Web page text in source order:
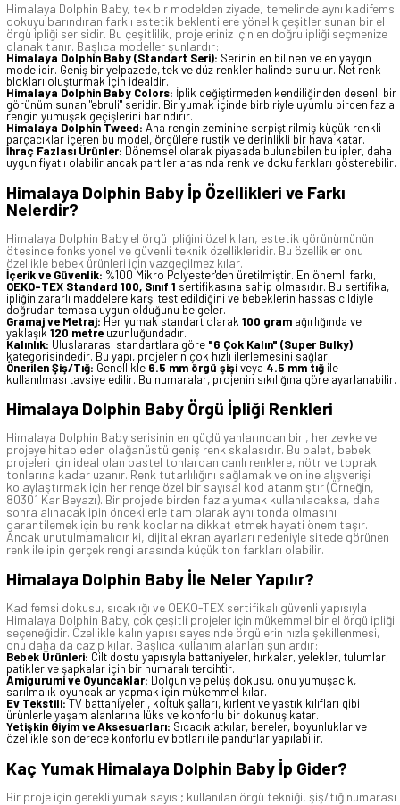
Himalaya Dolphin Baby, tek bir modelden ziyade, temelinde aynı kadifemsi
dokuyu barındıran farklı estetik beklentilere yönelik çeşitler sunan bir el
örgü ipliği serisidir. Bu çeşitlilik, projeleriniz için en doğru ipliği seçmenize
olanak tanır. Başlıca modeller şunlardır:
Himalaya Dolphin Baby (Standart Seri): Serinin en bilinen ve en yaygın
modelidir. Geniş bir yelpazede, tek ve düz renkler halinde sunulur. Net renk
blokları oluşturmak için idealdir.
Himalaya Dolphin Baby Colors: İplik değiştirmeden kendiliğinden desenli bir
görünüm sunan "ebruli" seridir. Bir yumak içinde birbiriyle uyumlu birden fazla
rengin yumuşak geçişlerini barındırır.
Himalaya Dolphin Tweed: Ana rengin zeminine serpiştirilmiş küçük renkli
parçacıklar içeren bu model, örgülere rustik ve derinlikli bir hava katar.
İhraç Fazlası Ürünler: Dönemsel olarak piyasada bulunabilen bu ipler, daha
uygun fiyatlı olabilir ancak partiler arasında renk ve doku farkları gösterebilir.
Himalaya Dolphin Baby İp Özellikleri ve Farkı
Nelerdir?
Himalaya Dolphin Baby el örgü ipliğini özel kılan, estetik görünümünün
ötesinde fonksiyonel ve güvenli teknik özellikleridir. Bu özellikler onu
özellikle bebek ürünleri için vazgeçilmez kılar.
İçerik ve Güvenlik: %100 Mikro Polyester'den üretilmiştir. En önemli farkı,
OEKO-TEX Standard 100, Sınıf 1 sertifikasına sahip olmasıdır. Bu sertifika,
ipliğin zararlı maddelere karşı test edildiğini ve bebeklerin hassas cildiyle
doğrudan temasa uygun olduğunu belgeler.
Gramaj ve Metraj: Her yumak standart olarak 100 gram ağırlığında ve
yaklaşık 120 metre uzunluğundadır.
Kalınlık: Uluslararası standartlara göre "6 Çok Kalın" (Super Bulky)
kategorisindedir. Bu yapı, projelerin çok hızlı ilerlemesini sağlar.
Önerilen Şiş/Tığ: Genellikle 6.5 mm örgü şişiveya 4.5 mm tığ ile
kullanılması tavsiye edilir. Bu numaralar, projenin sıkılığına göre ayarlanabilir.
Himalaya Dolphin Baby Örgü İpliği Renkleri
Himalaya Dolphin Baby serisinin en güçlü yanlarından biri, her zevke ve
projeye hitap eden olağanüstü geniş renk skalasıdır. Bu palet, bebek
projeleri için ideal olan pastel tonlardan canlı renklere, nötr ve toprak
tonlarına kadar uzanır. Renk tutarlılığını sağlamak ve online alışverişi
kolaylaştırmak için her renge özel bir sayısal kod atanmıştır (Örneğin,
80301 Kar Beyazı). Bir projede birden fazla yumak kullanılacaksa, daha
sonra alınacak ipin öncekilerle tam olarak aynı tonda olmasını
garantilemek için bu renk kodlarına dikkat etmek hayati önem taşır.
Ancak unutulmamalıdır ki, dijital ekran ayarları nedeniyle sitede görünen
renk ile ipin gerçek rengi arasında küçük ton farkları olabilir.
Himalaya Dolphin Baby İle Neler Yapılır?
Kadifemsi dokusu, sıcaklığı ve OEKO-TEX sertifikalı güvenli yapısıyla
Himalaya Dolphin Baby, çok çeşitli projeler için mükemmel bir el örgü ipliği
seçeneğidir. Özellikle kalın yapısı sayesinde örgülerin hızla şekillenmesi,
onu daha da cazip kılar. Başlıca kullanım alanları şunlardır:
Bebek Ürünleri: Cilt dostu yapısıyla battaniyeler, hırkalar, yelekler, tulumlar,
patikler ve şapkalar için bir numaralı tercihtir.
Amigurumi ve Oyuncaklar: Dolgun ve pelüş dokusu, onu yumuşacık,
sarılmalık oyuncaklar yapmak için mükemmel kılar.
Ev Tekstili:TV battaniyeleri, koltuk şalları, kırlent ve yastık kılıfları gibi
ürünlerle yaşam alanlarına lüks ve konforlu bir dokunuş katar.
Yetişkin Giyim ve Aksesuarları: Sıcacık atkılar, bereler, boyunluklar ve
özellikle son derece konforlu ev botları ile panduflar yapılabilir.
Kaç Yumak Himalaya Dolphin Baby İp Gider?
Bir proje için gerekli yumak sayısı; kullanılan örgü tekniği, şiş/tığ numarası